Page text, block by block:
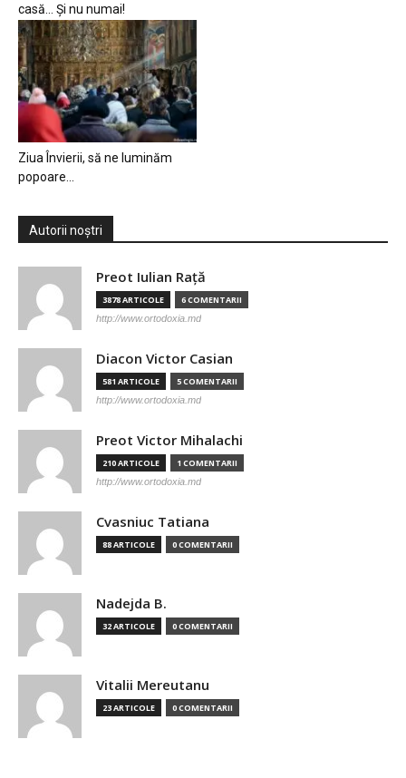
casă… Și nu numai!
Ziua Învierii, să ne luminăm
popoare…
Autorii noștri
Preot Iulian Raţă
3878 ARTICOLE 6 COMENTARII
http://www.ortodoxia.md
Diacon Victor Casian
581 ARTICOLE 5 COMENTARII
http://www.ortodoxia.md
Preot Victor Mihalachi
210 ARTICOLE 1 COMENTARII
http://www.ortodoxia.md
Cvasniuc Tatiana
88 ARTICOLE 0 COMENTARII
Nadejda B.
32 ARTICOLE 0 COMENTARII
Vitalii Mereutanu
23 ARTICOLE 0 COMENTARII